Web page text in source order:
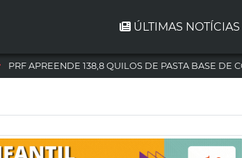
ÚLTIMAS NOTÍCIAS
PRF APREENDE 138,8 QUILOS DE PASTA BASE DE